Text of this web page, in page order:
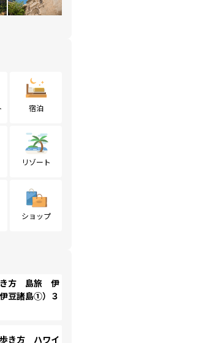
宿泊
リゾート
ショップ
き方 島旅 伊
豆諸島①）３
き方 ハワイ